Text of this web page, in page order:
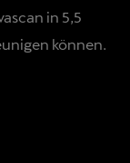
in 5,5
können.